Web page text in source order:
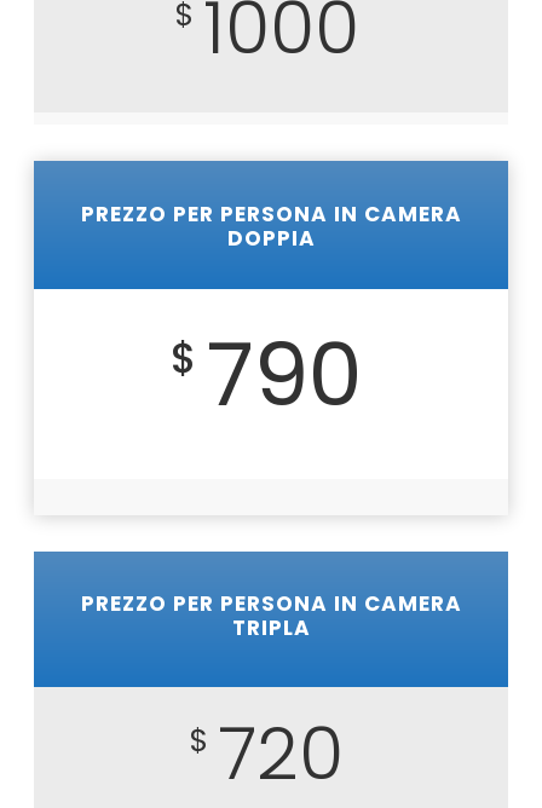
$ 1000
PREZZO PER PERSONA IN CAMERA
DOPPIA
$ 790
PREZZO PER PERSONA IN CAMERA
TRIPLA
$ 720